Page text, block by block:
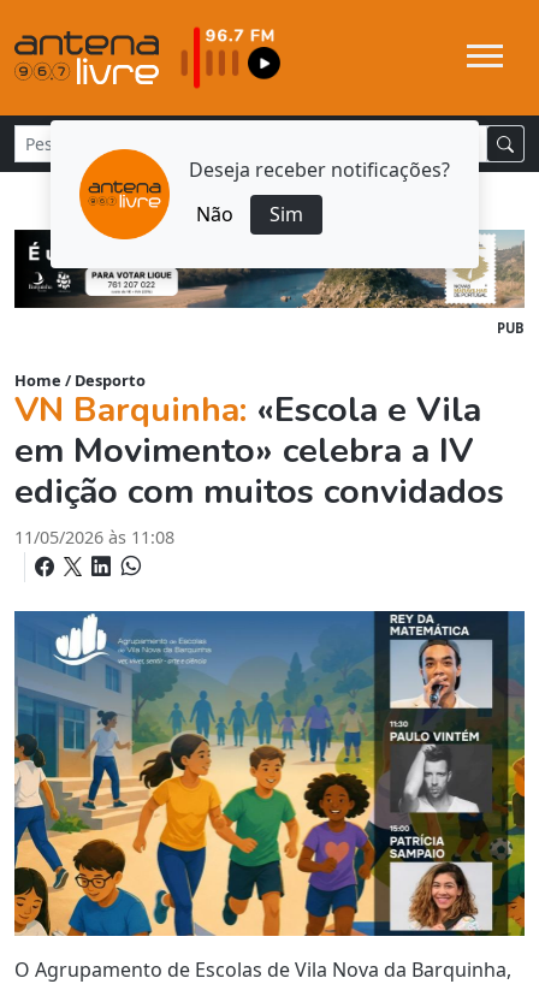
Deseja receber notificações?
Não
Sim
PUB
Home / Desporto
VN Barquinha: «Escola e Vila
em Movimento» celebra a IV
edição com muitos convidados
11/05/2026 às 11:08
O Agrupamento de Escolas de Vila Nova da Barquinha,